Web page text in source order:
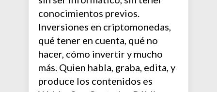
conocimientos previos.
Inversiones en criptomonedas,
qué tener en cuenta, qué no
hacer, cómo invertir y mucho
más. Quien habla, graba, edita, y
produce los contenidos es